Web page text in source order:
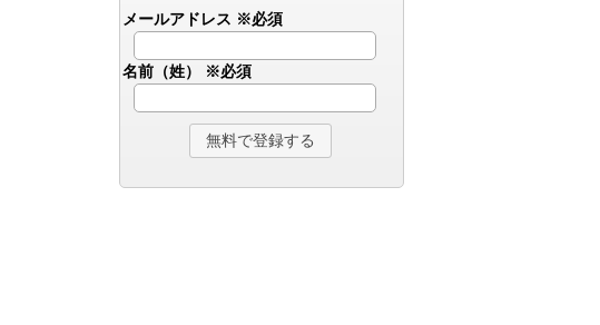
メールアドレス ※必須
名前（姓） ※必須